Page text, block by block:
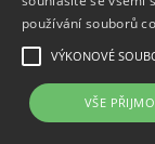
používání souborů
VÝKONOVÉ
VŠE